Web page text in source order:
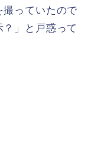
っていたので
」と戸惑って